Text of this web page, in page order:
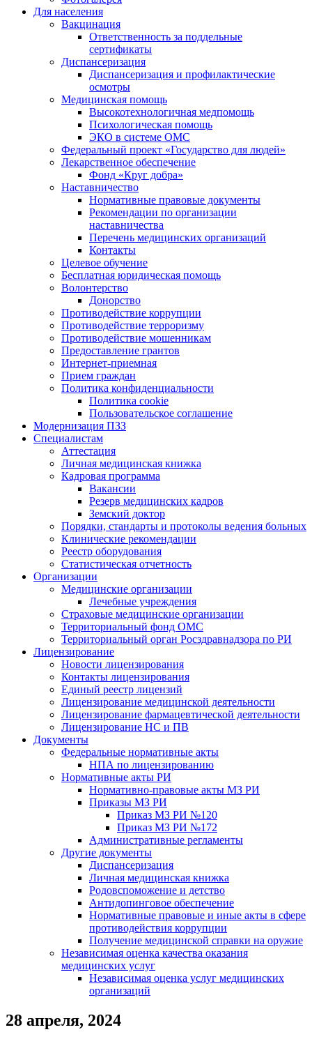
Для населения
Вакцинация
Ответственность за поддельные
сертификаты
Диспансеризация
Диспансеризация и профилактические
осмотры
Медицинская помощь
Высокотехнологичная медпомощь
Психологическая помощь
ЭКО в системе ОМС
Федеральный проект «Государство для людей»
Лекарственное обеспечение
Фонд «Круг добра»
Наставничество
Нормативные правовые документы
Рекомендации по организации
наставничества
Перечень медицинских организаций
Контакты
Целевое обучение
Бесплатная юридическая помощь
Волонтерство
Донорство
Противодействие коррупции
Противодействие терроризму
Противодействие мошенникам
Предоставление грантов
Интернет-приемная
Прием граждан
Политика конфиденциальности
Политика cookie
Пользовательское соглашение
Модернизация ПЗЗ
Специалистам
Аттестация
Личная медицинская книжка
Кадровая программа
Вакансии
Резерв медицинских кадров
Земский доктор
Порядки, стандарты и протоколы ведения больных
Клинические рекомендации
Реестр оборудования
Статистическая отчетность
Организации
Медицинские организации
Лечебные учреждения
Страховые медицинские организации
Территориальный фонд ОМС
Территориальный орган Росздравнадзора по РИ
Лицензирование
Новости лицензирования
Контакты лицензирования
Единый реестр лицензий
Лицензирование медицинской деятельности
Лицензирование фармацевтической деятельности
Лицензирование НС и ПВ
Документы
Федеральные нормативные акты
НПА по лицензированию
Нормативные акты РИ
Нормативно-правовые акты МЗ РИ
Приказы МЗ РИ
Приказ МЗ РИ №120
Приказ МЗ РИ №172
Административные регламенты
Другие документы
Диспансеризация
Личная медицинская книжка
Родовспоможение и детство
Антидопинговое обеспечение
Нормативные правовые и иные акты в сфере
противодействия коррупции
Получение медицинской справки на оружие
Независимая оценка качества оказания
медицинских услуг
Независимая оценка услуг медицинскиx
организаций
28 апреля, 2024